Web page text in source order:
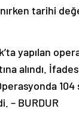
tarihi
yapılan
alındı.
– BURDUR